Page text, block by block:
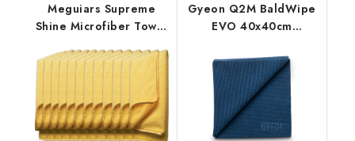
Meguiars Supreme
Shine Microfiber Towel
mikrovláknová utěrka
Gyeon Q2M BaldWipe
EVO 40x40cm